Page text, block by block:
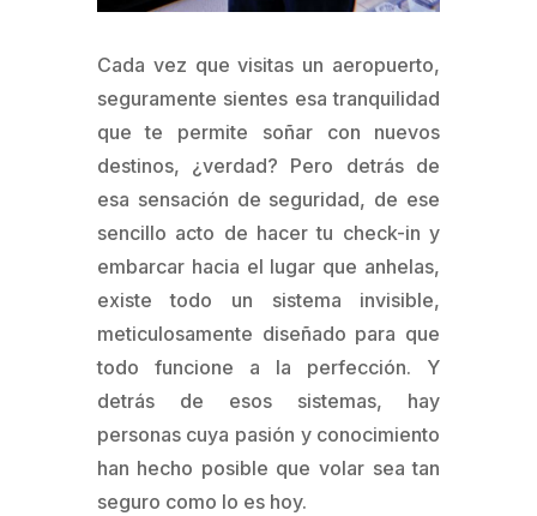
Cada vez que visitas un aeropuerto,
seguramente sientes esa tranquilidad
que te permite soñar con nuevos
destinos, ¿verdad? Pero detrás de
esa sensación de seguridad, de ese
sencillo acto de hacer tu check-in y
embarcar hacia el lugar que anhelas,
existe todo un sistema invisible,
meticulosamente diseñado para que
todo funcione a la perfección. Y
detrás de esos sistemas, hay
personas cuya pasión y conocimiento
han hecho posible que volar sea tan
seguro como lo es hoy.